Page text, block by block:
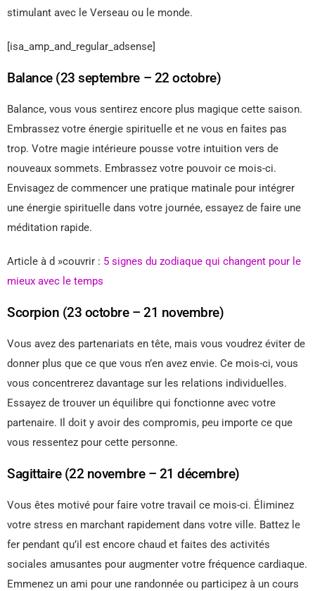
stimulant avec le Verseau ou le monde.
[isa_amp_and_regular_adsense]
Balance (23 septembre – 22 octobre)
Balance, vous vous sentirez encore plus magique cette saison.
Embrassez votre énergie spirituelle et ne vous en faites pas
trop. Votre magie intérieure pousse votre intuition vers de
nouveaux sommets. Embrassez votre pouvoir ce mois-ci.
Envisagez de commencer une pratique matinale pour intégrer
une énergie spirituelle dans votre journée, essayez de faire une
méditation rapide.
Article à d »couvrir : 5 signes du zodiaque qui changent pour le
mieux avec le temps
Scorpion (23 octobre – 21 novembre)
Vous avez des partenariats en tête, mais vous voudrez éviter de
donner plus que ce que vous n’en avez envie. Ce mois-ci, vous
vous concentrerez davantage sur les relations individuelles.
Essayez de trouver un équilibre qui fonctionne avec votre
partenaire. Il doit y avoir des compromis, peu importe ce que
vous ressentez pour cette personne.
Sagittaire (22 novembre – 21 décembre)
Vous êtes motivé pour faire votre travail ce mois-ci. Éliminez
votre stress en marchant rapidement dans votre ville. Battez le
fer pendant qu’il est encore chaud et faites des activités
sociales amusantes pour augmenter votre fréquence cardiaque.
Emmenez un ami pour une randonnée ou participez à un cours